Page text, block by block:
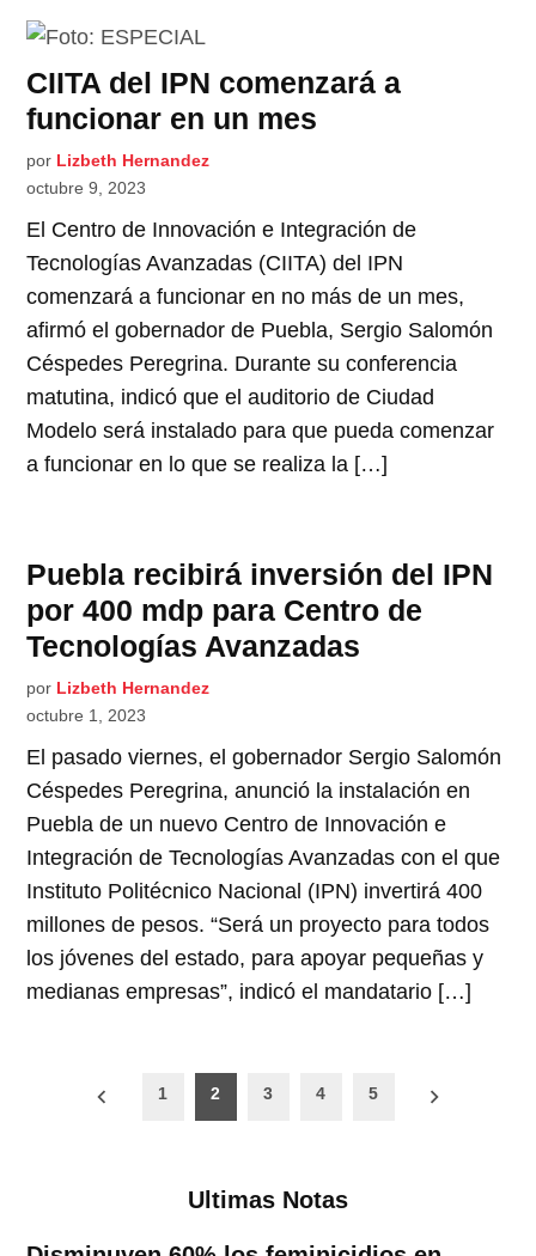
CIITA del IPN comenzará a
funcionar en un mes
por Lizbeth Hernandez
octubre 9, 2023
El Centro de Innovación e Integración de
Tecnologías Avanzadas (CIITA) del IPN
comenzará a funcionar en no más de un mes,
afirmó el gobernador de Puebla, Sergio Salomón
Céspedes Peregrina. Durante su conferencia
matutina, indicó que el auditorio de Ciudad
Modelo será instalado para que pueda comenzar
a funcionar en lo que se realiza la […]
Puebla recibirá inversión del IPN
por 400 mdp para Centro de
Tecnologías Avanzadas
por Lizbeth Hernandez
octubre 1, 2023
El pasado viernes, el gobernador Sergio Salomón
Céspedes Peregrina, anunció la instalación en
Puebla de un nuevo Centro de Innovación e
Integración de Tecnologías Avanzadas con el que
Instituto Politécnico Nacional (IPN) invertirá 400
millones de pesos. “Será un proyecto para todos
los jóvenes del estado, para apoyar pequeñas y
medianas empresas”, indicó el mandatario […]
Paginación
1 2 3 4 5
Ultimas Notas